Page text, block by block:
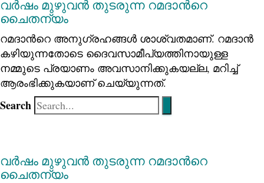
വര്‍ഷം മുഴുവന്‍ തുടരുന്ന റമദാന്‍റെ
ചൈതന്യം
റമദാന്‍റെ അനുഗ്രഹങ്ങള്‍ ശാശ്വതമാണ്. റമദാന്‍
കഴിയുന്നതോടെ ദൈവസാമീപ്യത്തിനായുള്ള
നമ്മുടെ പ്രയാണം അവസാനിക്കുകയല്ല, മറിച്ച്
ആരംഭിക്കുകയാണ് ചെയ്യുന്നത്.
Search
വര്‍ഷം മുഴുവന്‍ തുടരുന്ന റമദാന്‍റെ
ചൈതന്യം